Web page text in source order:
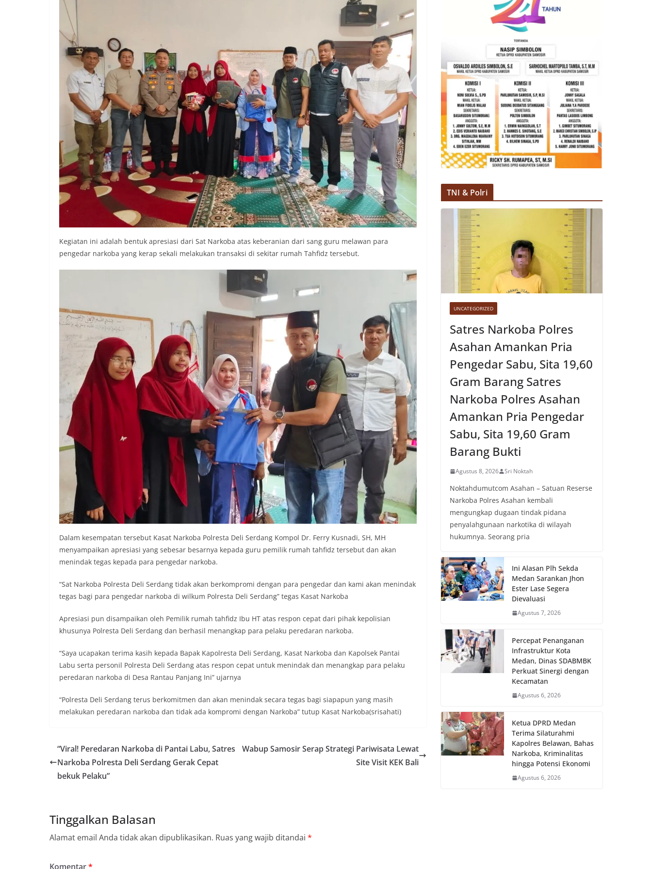
Kegiatan ini adalah bentuk apresiasi dari Sat Narkoba atas keberanian dari sang guru melawan para
pengedar narkoba yang kerap sekali melakukan transaksi di sekitar rumah Tahfidz tersebut.
Dalam kesempatan tersebut Kasat Narkoba Polresta Deli Serdang Kompol Dr. Ferry Kusnadi, SH, MH
menyampaikan apresiasi yang sebesar besarnya kepada guru pemilik rumah tahfidz tersebut dan akan
menindak tegas kepada para pengedar narkoba.
“Sat Narkoba Polresta Deli Serdang tidak akan berkompromi dengan para pengedar dan kami akan menindak
tegas bagi para pengedar narkoba di wilkum Polresta Deli Serdang” tegas Kasat Narkoba
Apresiasi pun disampaikan oleh Pemilik rumah tahfidz Ibu HT atas respon cepat dari pihak kepolisian
khusunya Polresta Deli Serdang dan berhasil menangkap para pelaku peredaran narkoba.
“Saya ucapakan terima kasih kepada Bapak Kapolresta Deli Serdang, Kasat Narkoba dan Kapolsek Pantai
Labu serta personil Polresta Deli Serdang atas respon cepat untuk menindak dan menangkap para pelaku
peredaran narkoba di Desa Rantau Panjang Ini” ujarnya
“Polresta Deli Serdang terus berkomitmen dan akan menindak secara tegas bagi siapapun yang masih
melakukan peredaran narkoba dan tidak ada kompromi dengan Narkoba” tutup Kasat Narkoba(srisahati)
“Viral! Peredaran Narkoba di Pantai Labu, Satres
Narkoba Polresta Deli Serdang Gerak Cepat
bekuk Pelaku”
Wabup Samosir Serap Strategi Pariwisata Lewat
Site Visit KEK Bali
Tinggalkan Balasan
Alamat email Anda tidak akan dipublikasikan. Ruas yang wajib ditandai *
Komentar*
TNI & Polri
UNCATEGORIZED
Satres Narkoba Polres
Asahan Amankan Pria
Pengedar Sabu, Sita 19,60
Gram Barang Satres
Narkoba Polres Asahan
Amankan Pria Pengedar
Sabu, Sita 19,60 Gram
Barang Bukti
Agustus 8, 2026 Sri Noktah
Noktahdumutcom Asahan – Satuan Reserse
Narkoba Polres Asahan kembali
mengungkap dugaan tindak pidana
penyalahgunaan narkotika di wilayah
hukumnya. Seorang pria
Ini Alasan Plh Sekda
Medan Sarankan Jhon
Ester Lase Segera
Dievaluasi
Agustus 7, 2026
Percepat Penanganan
Infrastruktur Kota
Medan, Dinas SDABMBK
Perkuat Sinergi dengan
Kecamatan
Agustus 6, 2026
Ketua DPRD Medan
Terima Silaturahmi
Kapolres Belawan, Bahas
Narkoba, Kriminalitas
hingga Potensi Ekonomi
Agustus 6, 2026